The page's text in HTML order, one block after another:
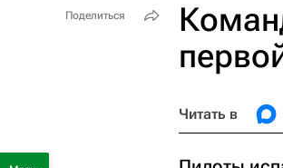
Читать в
Поделиться